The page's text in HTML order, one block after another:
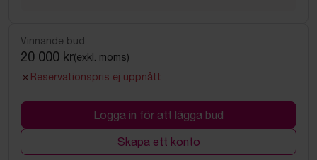
Vinnande bud
20 000 kr(exkl. moms)
Reservationspris ej uppnått
Logga in för att lägga bud
Skapa ett konto